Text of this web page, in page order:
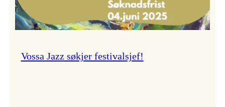
Vossa Jazz søkjer festivalsjef!